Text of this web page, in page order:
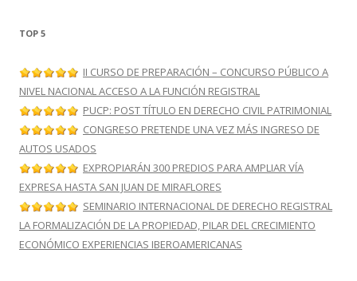
TOP 5
II CURSO DE PREPARACIÓN – CONCURSO PÚBLICO A
NIVEL NACIONAL ACCESO A LA FUNCIÓN REGISTRAL
PUCP: POST TÍTULO EN DERECHO CIVIL PATRIMONIAL
CONGRESO PRETENDE UNA VEZ MÁS INGRESO DE
AUTOS USADOS
EXPROPIARÁN 300 PREDIOS PARA AMPLIAR VÍA
EXPRESA HASTA SAN JUAN DE MIRAFLORES
SEMINARIO INTERNACIONAL DE DERECHO REGISTRAL
LA FORMALIZACIÓN DE LA PROPIEDAD, PILAR DEL CRECIMIENTO
ECONÓMICO EXPERIENCIAS IBEROAMERICANAS